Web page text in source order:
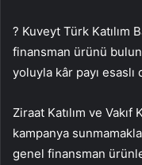
? Kuveyt Türk Katılım
finansman ürünü
yoluyla kâr payı esaslı
Ziraat Katılım ve
kampanya
genel finansman